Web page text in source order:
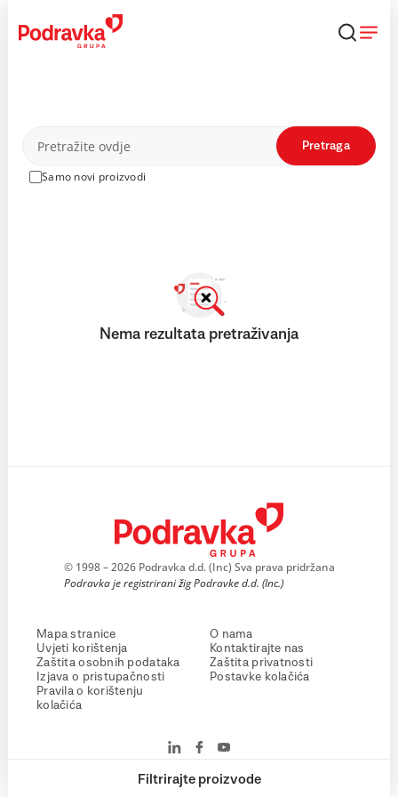
content
Proizvodi
Samo novi proizvodi
Pretraga
Filtrirajte proizvode
Nema rezultata pretraživanja
© 1998 – 2026 Podravka d.d. (Inc) Sva prava pridržana
Podravka je registrirani žig Podravke d.d. (Inc.)
Mapa stranice
Uvjeti korištenja
Zaštita osobnih podataka
Izjava o pristupačnosti
Pravila o korištenju
kolačića
O nama
Kontaktirajte nas
Zaštita privatnosti
Postavke kolačića